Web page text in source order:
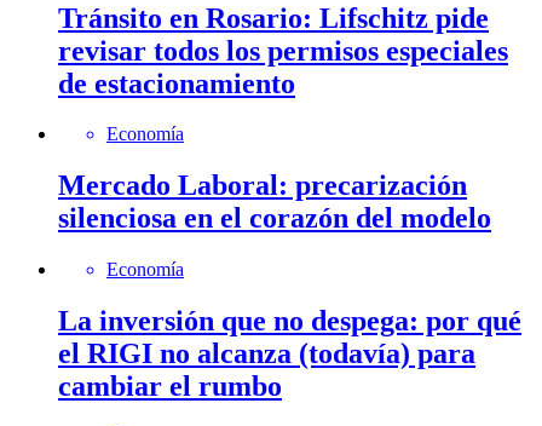
Tránsito en Rosario: Lifschitz pide
revisar todos los permisos especiales
de estacionamiento
Economía
Mercado Laboral: precarización
silenciosa en el corazón del modelo
Economía
La inversión que no despega: por qué
el RIGI no alcanza (todavía) para
cambiar el rumbo